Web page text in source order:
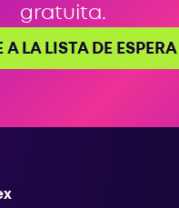
gratuita.
A LA LISTA DE ESPERA